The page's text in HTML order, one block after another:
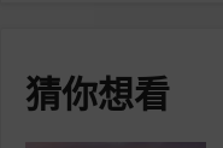
猜你想看